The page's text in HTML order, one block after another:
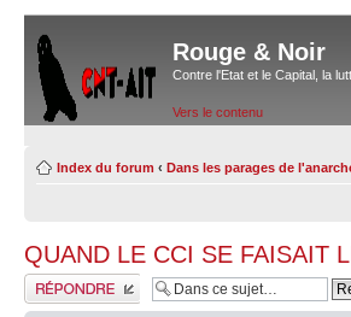
Rouge & Noir
Contre l'Etat et le Capital, la
Vers le contenu
Index du forum ‹ Dans les parages de
QUAND LE CCI SE FAISAIT
Répondre